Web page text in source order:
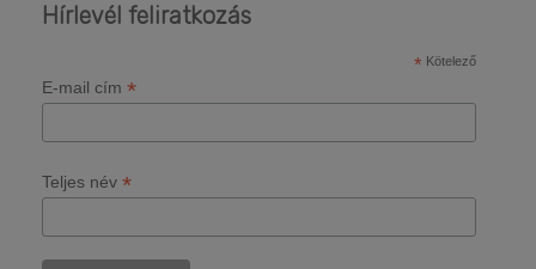
Hírlevél feliratkozás
* Kötelező
E-mail cím *
Teljes név *